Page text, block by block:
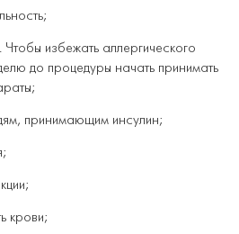
Чтобы избежать аллергического
до процедуры начать принимать
принимающим инсулин;
крови;